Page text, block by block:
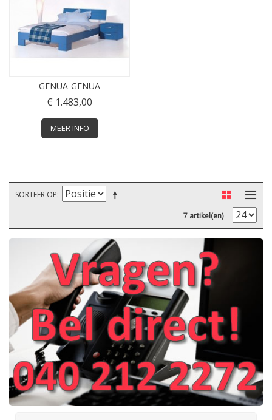
GENUA-GENUA
€ 1.483,00
MEER INFO
SORTEER OP
7 artikel(en)